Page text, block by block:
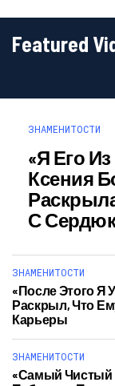
Featured
ЗНАМЕНИТОСТИ
«Я Его
Ксения
С
ЗНАМЕНИТОСТИ
«После Этого Я
Раскрыл, Что
Карьеры
ЗНАМЕНИТОСТИ
«Самый Чистый